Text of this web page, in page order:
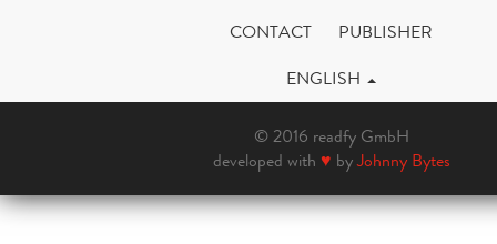
CONTACT
PUBLISHER
ENGLISH
© 2016 readfy GmbH
developed with ♥ byJohnny Bytes